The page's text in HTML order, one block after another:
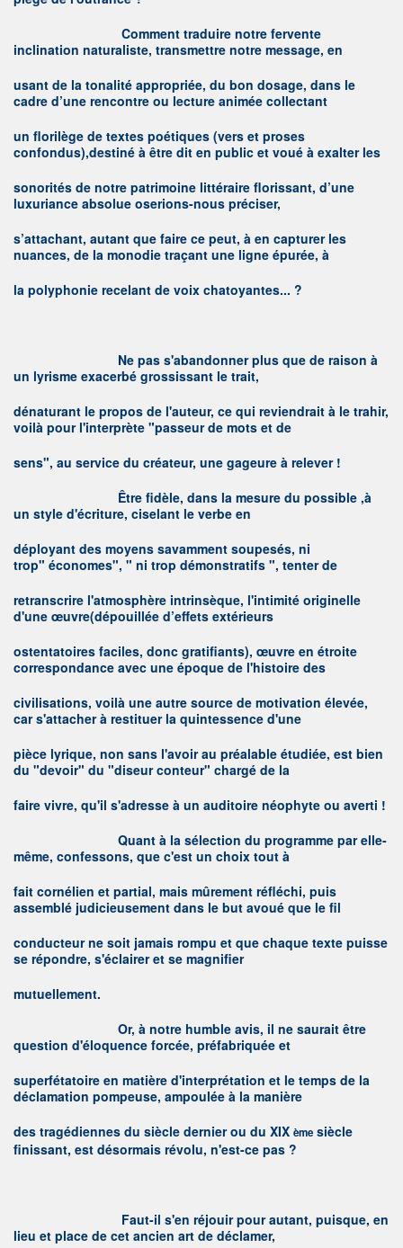
Comment traduire notre fervente
inclination naturaliste, transmettre notre message, en
usant de la tonalité appropriée, du bon dosage, dans le
cadre d’une rencontre ou lecture animée collectant
un florilège de textes poétiques (vers et proses
confondus),destiné à être dit en public et voué à exalter les
sonorités de notre patrimoine littéraire florissant, d’une
luxuriance absolue oserions-nous préciser,
s’attachant, autant que faire ce peut, à en capturer les
nuances, de la monodie traçant une ligne épurée, à
la polyphonie recelant de voix chatoyantes... ?
Ne pas s'abandonner plus que de raison à
un lyrisme exacerbé grossissant le trait,
dénaturant le propos de l'auteur, ce qui reviendrait à le trahir,
voilà pour l'interprète "passeur de mots et de
sens", au service du créateur, une gageure à relever !
Être fidèle, dans la mesure du possible ,à
un style d'écriture, ciselant le verbe en
déployant des moyens savamment soupesés, ni
trop" économes", " ni trop démonstratifs ", tenter de
retranscrire l'atmosphère intrinsèque, l'intimité originelle
d'une œuvre(dépouillée d’effets extérieurs
ostentatoires faciles, donc gratifiants), œuvre en étroite
correspondance avec une époque de l'histoire des
civilisations, voilà une autre source de motivation élevée,
car s'attacher à restituer la quintessence d'une
pièce lyrique, non sans l'avoir au préalable étudiée, est bien
du "devoir" du "diseur conteur" chargé de la
faire vivre, qu'il s'adresse à un auditoire néophyte ou averti !
Quant à la sélection du programme par elle-
même, confessons, que c'est un choix tout à
fait cornélien et partial, mais mûrement réfléchi, puis
assemblé judicieusement dans le but avoué que le fil
conducteur ne soit jamais rompu et que chaque texte puisse
se répondre, s'éclairer et se magnifier
mutuellement.
Or, à notre humble avis, il ne saurait être
question d'éloquence forcée, préfabriquée et
superfétatoire en matière d'interprétation et le temps de la
déclamation pompeuse, ampoulée à la manière
des tragédiennes du siècle dernier ou du XIX ème siècle
finissant, est désormais révolu, n'est-ce pas ?
Faut-il s'en réjouir pour autant, puisque, en
lieu et place de cet ancien art de déclamer,